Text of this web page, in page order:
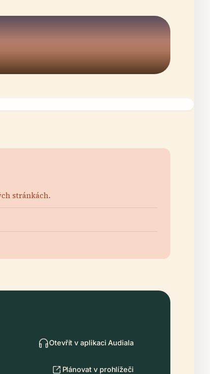
stránkách.
Otevřít v aplikaci Audiala
Plánovat v prohlížeči